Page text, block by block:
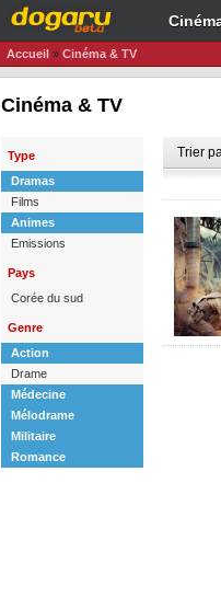
Accueil » Cinéma & TV
Cinéma & TV
Type
Dramas
Films
Animes
Emissions
Pays
Corée du sud
Genre
Action
Drame
Médecine
Mélodrame
Militaire
Romance
Trier